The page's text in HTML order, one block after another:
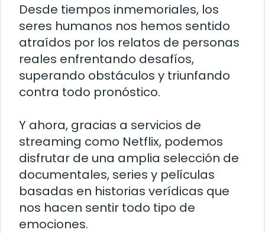
Desde tiempos inmemoriales, los
seres humanos nos hemos sentido
atraídos por los relatos de personas
reales enfrentando desafíos,
superando obstáculos y triunfando
contra todo pronóstico.
Y ahora, gracias a servicios de
streaming como Netflix, podemos
disfrutar de una amplia selección de
documentales, series y películas
basadas en historias verídicas que
nos hacen sentir todo tipo de
emociones.